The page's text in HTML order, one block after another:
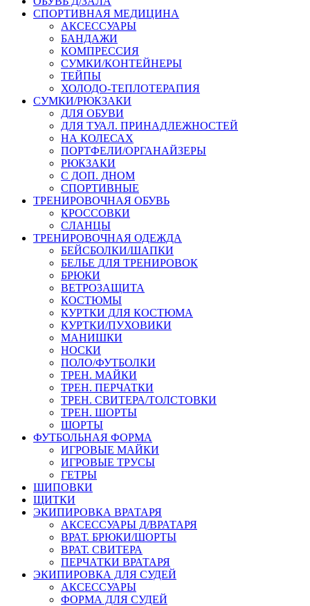
СПОРТИВНАЯ МЕДИЦИНА
АКСЕССУАРЫ
БАНДАЖИ
КОМПРЕССИЯ
СУМКИ/КОНТЕЙНЕРЫ
ТЕЙПЫ
ХОЛОДО-ТЕПЛОТЕРАПИЯ
СУМКИ/РЮКЗАКИ
ДЛЯ ОБУВИ
ДЛЯ ТУАЛ. ПРИНАДЛЕЖНОСТЕЙ
НА КОЛЕСАХ
ПОРТФЕЛИ/ОРГАНАЙЗЕРЫ
РЮКЗАКИ
С ДОП. ДНОМ
СПОРТИВНЫЕ
ТРЕНИРОВОЧНАЯ ОБУВЬ
КРОССОВКИ
СЛАНЦЫ
ТРЕНИРОВОЧНАЯ ОДЕЖДА
БЕЙСБОЛКИ/ШАПКИ
БЕЛЬЕ ДЛЯ ТРЕНИРОВОК
БРЮКИ
ВЕТРОЗАЩИТА
КОСТЮМЫ
КУРТКИ ДЛЯ КОСТЮМА
КУРТКИ/ПУХОВИКИ
МАНИШКИ
НОСКИ
ПОЛО/ФУТБОЛКИ
ТРЕН. МАЙКИ
ТРЕН. ПЕРЧАТКИ
ТРЕН. СВИТЕРА/ТОЛСТОВКИ
ТРЕН. ШОРТЫ
ШОРТЫ
ФУТБОЛЬНАЯ ФОРМА
ИГРОВЫЕ МАЙКИ
ИГРОВЫЕ ТРУСЫ
ГЕТРЫ
ШИПОВКИ
ЩИТКИ
ЭКИПИРОВКА ВРАТАРЯ
АКСЕССУАРЫ Д/ВРАТАРЯ
ВРАТ. БРЮКИ/ШОРТЫ
ВРАТ. СВИТЕРА
ПЕРЧАТКИ ВРАТАРЯ
ЭКИПИРОВКА ДЛЯ СУДЕЙ
АКСЕССУАРЫ
ФОРМА ДЛЯ СУДЕЙ